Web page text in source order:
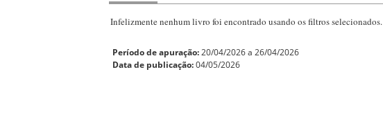
Infelizmente nenhum livro foi encontrado usando os filtros selecionados.
Período de apuração:20/04/2026 a 26/04/2026
Data de publicação:04/05/2026